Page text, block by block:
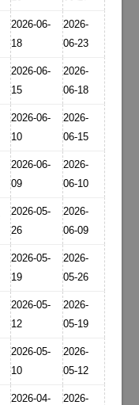
2026-06-
18
2026-
06-23
2026-06-
15
2026-
06-18
2026-06-
10
2026-
06-15
2026-06-
09
2026-
06-10
2026-05-
26
2026-
06-09
2026-05-
19
2026-
05-26
2026-05-
12
2026-
05-19
2026-05-
10
2026-
05-12
2026-04-
2026-